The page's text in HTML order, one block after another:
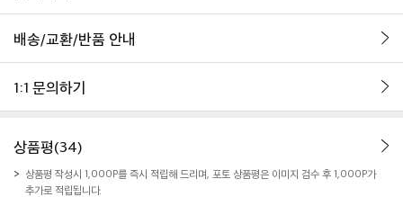
배송/교환/반품 안내
1:1 문의하기
상품평(34)
상품평 작성시 1,000P를 즉시 적립해 드리며, 포토 상품평은 이미지 검수 후 1,000P가
추가로 적립됩니다.